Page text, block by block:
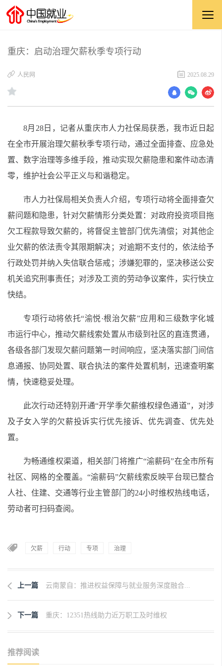
重庆：启动治理欠薪秋季专项行动
​人民网 2025.08.29
8月28日，记者从重庆市人力社保局获悉，我市近日起
在全市开展治理欠薪秋季专项行动，通过全面排查、应急处
置、数字治理等多维手段，推动实现欠薪隐患和案件动态清
零，维护社会公平正义与和谐稳定。
市人力社保局相关负责人介绍，专项行动将全面排查欠
薪问题和隐患，针对欠薪情形分类处置：对政府投资项目拖
欠工程款导致欠薪的，将督促主管部门优先清偿；对其他企
业欠薪的依法责令其限期解决；对逾期不支付的，依法给予
行政处罚并纳入失信联合惩戒；涉嫌犯罪的，坚决移送公安
机关追究刑事责任；对涉及工资的劳动争议案件，实行快立
快结。
专项行动将依托“渝悦·根治欠薪”应用和三级数字化城
市运行中心，推动欠薪线索处置从市级到社区的直连贯通，
各级各部门发现欠薪问题第一时间响应，坚决落实部门间信
息通报、协同处置、联合执法的案件处置机制，迅速查明案
情，快速稳妥处理。
此次行动还特别开通“开学季欠薪维权绿色通道”，对涉
及子女入学的欠薪投诉实行优先接诉、优先调查、优先处
置。
为畅通维权渠道，相关部门将推广“渝薪码”在全市所有
社区、网格的全覆盖。“渝薪码”欠薪线索反映平台现已整合
人社、住建、交通等行业主管部门的24小时维权热线电话，
劳动者可扫码查阅。
欠薪 行动 专项 治理
上一篇 云南蒙自：推进权益保障与就业服务深度融合...
下一篇 重庆：12351热线助力近万职工及时维权
推荐阅读